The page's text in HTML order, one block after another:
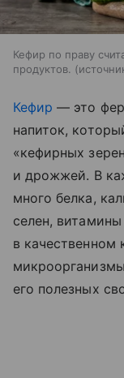
Кефир по праву
продуктов.
Кефир — это
напиток,
«кефирных
и дрожжей. В
много белка,
селен,
в качественном
его полезных